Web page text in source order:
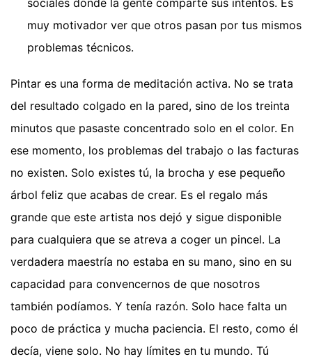
muy motivador ver que otros pasan por tus mismos
problemas técnicos.
Pintar es una forma de meditación activa. No se trata
del resultado colgado en la pared, sino de los treinta
minutos que pasaste concentrado solo en el color. En
ese momento, los problemas del trabajo o las facturas
no existen. Solo existes tú, la brocha y ese pequeño
árbol feliz que acabas de crear. Es el regalo más
grande que este artista nos dejó y sigue disponible
para cualquiera que se atreva a coger un pincel. La
verdadera maestría no estaba en su mano, sino en su
capacidad para convencernos de que nosotros
también podíamos. Y tenía razón. Solo hace falta un
poco de práctica y mucha paciencia. El resto, como él
decía, viene solo. No hay límites en tu mundo. Tú